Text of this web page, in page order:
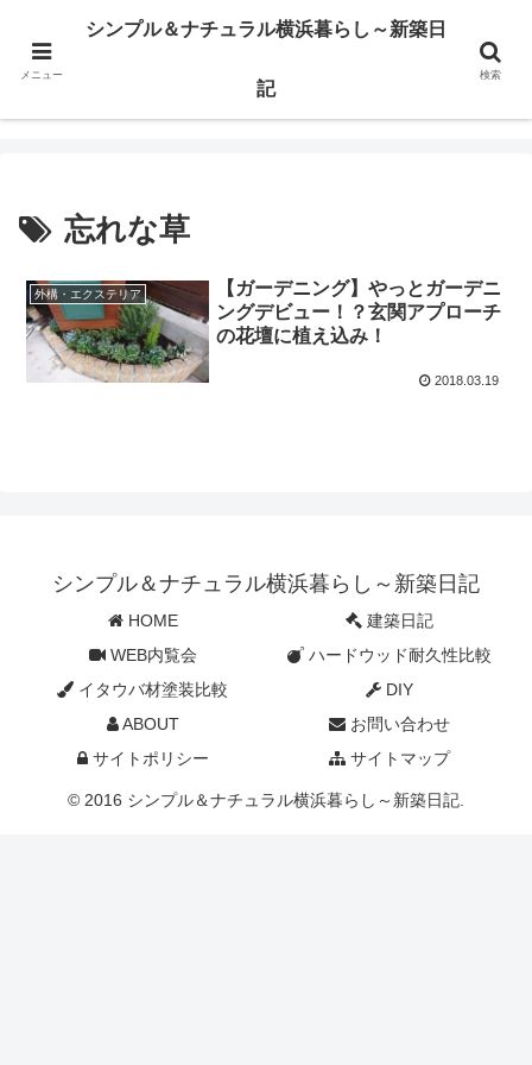
横浜市某区で注文住宅の建築日記とか、ウッドデッキのこととかを書いてます
シンプル＆ナチュラル横浜暮らし～新築日記
忘れな草
外構・エクステリア
【ガーデニング】やっとガーデニ
ングデビュー！？玄関アプローチ
の花壇に植え込み！
2018.03.19
シンプル＆ナチュラル横浜暮らし～新築日記
HOME
建築日記
WEB内覧会
ハードウッド耐久性比較
イタウバ材塗装比較
DIY
ABOUT
お問い合わせ
サイトポリシー
サイトマップ
© 2016 シンプル＆ナチュラル横浜暮らし～新築日記.
メニュー
シンプル＆ナチュラル横浜暮らし～新築日
記
検索